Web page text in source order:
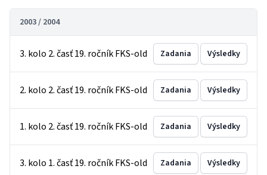
2003 / 2004
3. kolo 2. časť 19. ročník FKS-old Zadania Výsledky
2. kolo 2. časť 19. ročník FKS-old Zadania Výsledky
1. kolo 2. časť 19. ročník FKS-old Zadania Výsledky
3. kolo 1. časť 19. ročník FKS-old Zadania Výsledky